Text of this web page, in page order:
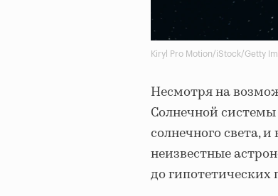
Kiryl Pro Motion/iStock/Getty
Несмотря на
Солнечной
солнечного света,
неизвестные
до гипотетических